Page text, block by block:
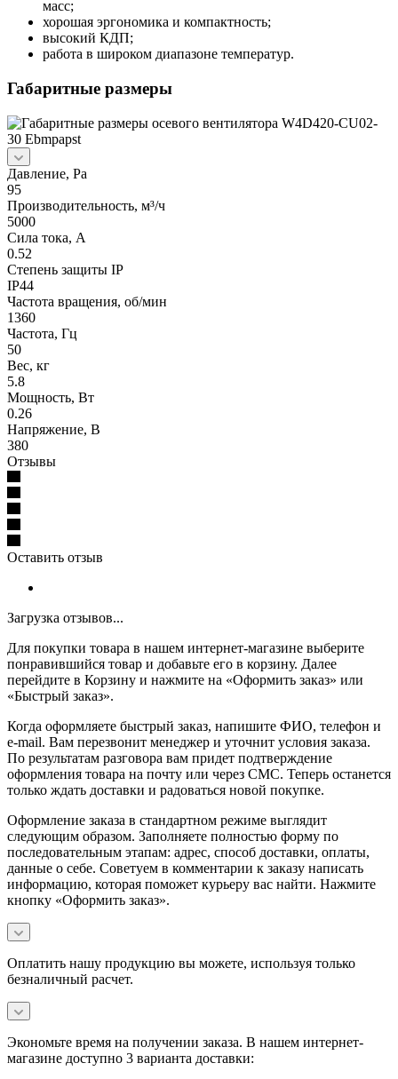
масс;
хорошая эргономика и компактность;
высокий КДП;
работа в широком диапазоне температур.
Габаритные размеры
Давление, Pa
95
Производительность, м³/ч
5000
Сила тока, А
0.52
Степень защиты IP
IP44
Частота вращения, об/мин
1360
Частота, Гц
50
Вес, кг
5.8
Мощность, Вт
0.26
Напряжение, В
380
Отзывы
Оставить отзыв
Загрузка отзывов...
Для покупки товара в нашем интернет-магазине выберите
понравившийся товар и добавьте его в корзину. Далее
перейдите в Корзину и нажмите на «Оформить заказ» или
«Быстрый заказ».
Когда оформляете быстрый заказ, напишите ФИО, телефон и
e-mail. Вам перезвонит менеджер и уточнит условия заказа.
По результатам разговора вам придет подтверждение
оформления товара на почту или через СМС. Теперь останется
только ждать доставки и радоваться новой покупке.
Оформление заказа в стандартном режиме выглядит
следующим образом. Заполняете полностью форму по
последовательным этапам: адрес, способ доставки, оплаты,
данные о себе. Советуем в комментарии к заказу написать
информацию, которая поможет курьеру вас найти. Нажмите
кнопку «Оформить заказ».
Оплатить нашу продукцию вы можете, используя только
безналичный расчет.
Экономьте время на получении заказа. В нашем интернет-
магазине доступно 3 варианта доставки: